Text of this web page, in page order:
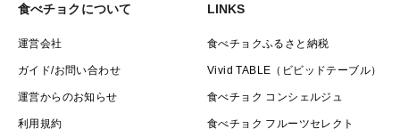
食べチョクについて
運営会社
ガイド/お問い合わせ
運営からのお知らせ
利用規約
LINKS
食べチョクふるさと納税
Vivid TABLE（ビビッドテーブル）
食べチョク コンシェルジュ
食べチョク フルーツセレクト